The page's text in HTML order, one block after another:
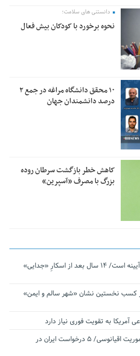
دانستنی های سلامت؛
نحوه برخورد با کودکان بیش فعال
۱۰ محقق دانشگاه مراغه در جمع ۲
درصد دانشمندان جهان
کاهش خطر بازگشت سرطان روده
بزرگ با مصرف «آسپرین»
نجات‌دهنده‌ همچنان در آیینه است/ ۱۴ سال بعد از اسکارِ «جدایی»
کسب نخستین نشان «شهر سالم و ایمن»
به تقویت فوری نیاز دارد
اقتدار ناوگروه ۱۰۳ در مأموریت‌ اقیانوسی/ ۵ درخواست ایران در